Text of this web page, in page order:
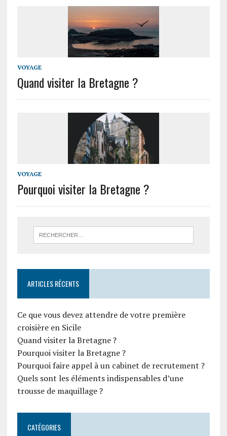
VOYAGE
Quand visiter la Bretagne ?
VOYAGE
Pourquoi visiter la Bretagne ?
ARTICLES RÉCENTS
Ce que vous devez attendre de votre première
croisière en Sicile
Quand visiter la Bretagne ?
Pourquoi visiter la Bretagne ?
Pourquoi faire appel à un cabinet de recrutement ?
Quels sont les éléments indispensables d’une
trousse de maquillage ?
CATÉGORIES